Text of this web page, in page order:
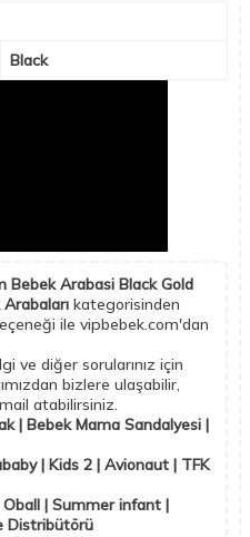
Black
Bebek Arabasi Black Gold
kategorisinden
ile vipbebek.com'dan
ve diğer sorularınız için
bizlere ulaşabilir,
atabilirsiniz.
| Bebek Mama Sandalyesi |
| Kids 2 | Avionaut | TFK
| Summer infant |
Distribütörü